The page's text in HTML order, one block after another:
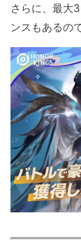
さらに、最大
ンスもあるの